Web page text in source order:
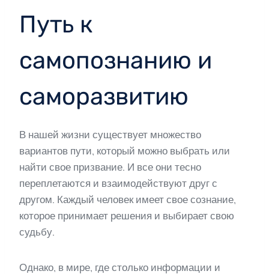
Путь к
самопознанию и
саморазвитию
В нашей жизни существует множество
вариантов пути, который можно выбрать или
найти свое призвание. И все они тесно
переплетаются и взаимодействуют друг с
другом. Каждый человек имеет свое сознание,
которое принимает решения и выбирает свою
судьбу.
Однако, в мире, где столько информации и